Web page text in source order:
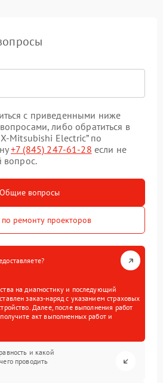
с приведенными ниже
либо обратиться в
Mitsubishi Electric” по
+7 (845) 247-61-28 если не
вопрос.
Общие вопросы
ремонту проекторов
на диагностику и последующий
заказ-наряд с указанием страховых
Далее, после выполнения работ
акт выполненных работ и
и какой
проводить